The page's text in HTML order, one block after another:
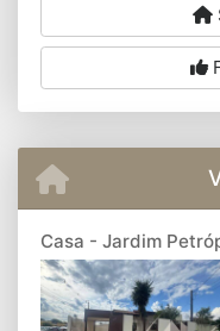
Casa - Jardim